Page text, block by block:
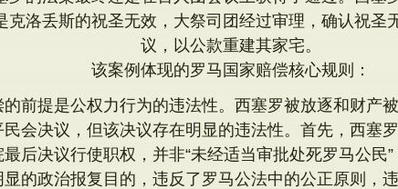
克洛丢斯的祝圣无效，大祭司团经过审理，确认祝圣
议，以公款重建其家宅。
该案例体现的罗马国家赔偿核心规则：
的前提是公权力行为的违法性。西塞罗被放逐和财产
民会决议，但该决议存在明显的违法性。首先，西塞
后决议行使职权，并非“未经适当审批处死罗马公民
显的政治报复目的，违反了罗马公法中的公正原则，